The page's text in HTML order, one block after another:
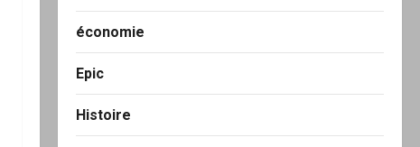
économie
Epic
Histoire